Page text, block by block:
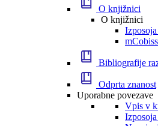
O knjižnici
O knjižnici
mCobiss
Bibliografije
Odprta znanost
Uporabne povezave
Vpis v